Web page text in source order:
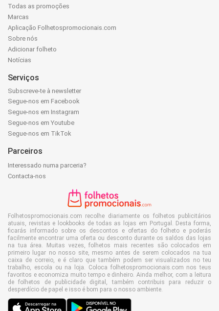
Todas as promoções
Marcas
Aplicação Folhetospromocionais.com
Sobre nós
Adicionar folheto
Notícias
Serviços
Subscreve-te à newsletter
Segue-nos em Facebook
Segue-nos em Instagram
Segue-nos em Youtube
Segue-nos em TikTok
Parceiros
Interessado numa parceria?
Contacta-nos
Folhetospromocionais.com recolhe diariamente os folhetos publicitários
atuais, revistas e lookbooks de todas as lojas em Portugal. Desta forma,
ficarás informado sobre os descontos e ofertas do folheto e poderás
facilmente encontrar uma oferta ou desconto durante os saldos das lojas
na tua área. Muitas vezes, folhetos mais recentes são colocados em
primeiro lugar no nosso site, mesmo antes de serem colocados na tua
caixa de correio, e é claro que também podem ser visualizados no teu
trabalho, escola ou na loja. Coloca folhetospromocionais.com nos teus
favoritos e economiza muito tempo e dinheiro. Ainda melhor, com a leitura
de folhetos de publicidade digital, também contribuis para reduzir o
desperdício de papel e isso é bom para o nosso ambiente.